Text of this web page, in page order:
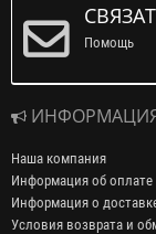
Помощь
Наша компания
Информация об оплате
Информация о
Условия возврата и